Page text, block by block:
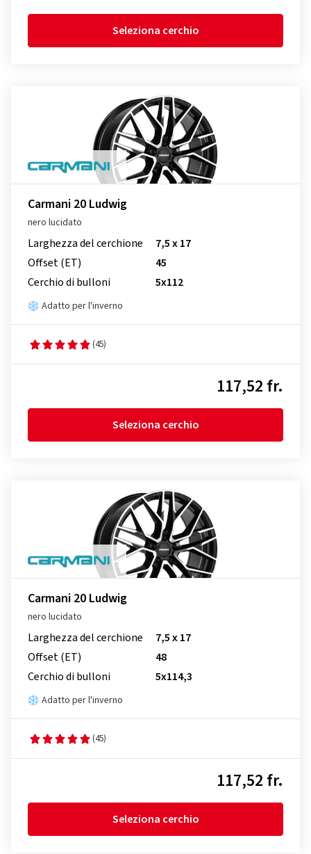
Seleziona cerchio
Carmani 20 Ludwig
nero lucidato
Larghezza del cerchione
7,5 x 17
Offset (ET)
45
Cerchio di bulloni
5x112
Adatto per l'inverno
(45)
117,52 fr.
Seleziona cerchio
Carmani 20 Ludwig
nero lucidato
Larghezza del cerchione
7,5 x 17
Offset (ET)
48
Cerchio di bulloni
5x114,3
Adatto per l'inverno
(45)
117,52 fr.
Seleziona cerchio